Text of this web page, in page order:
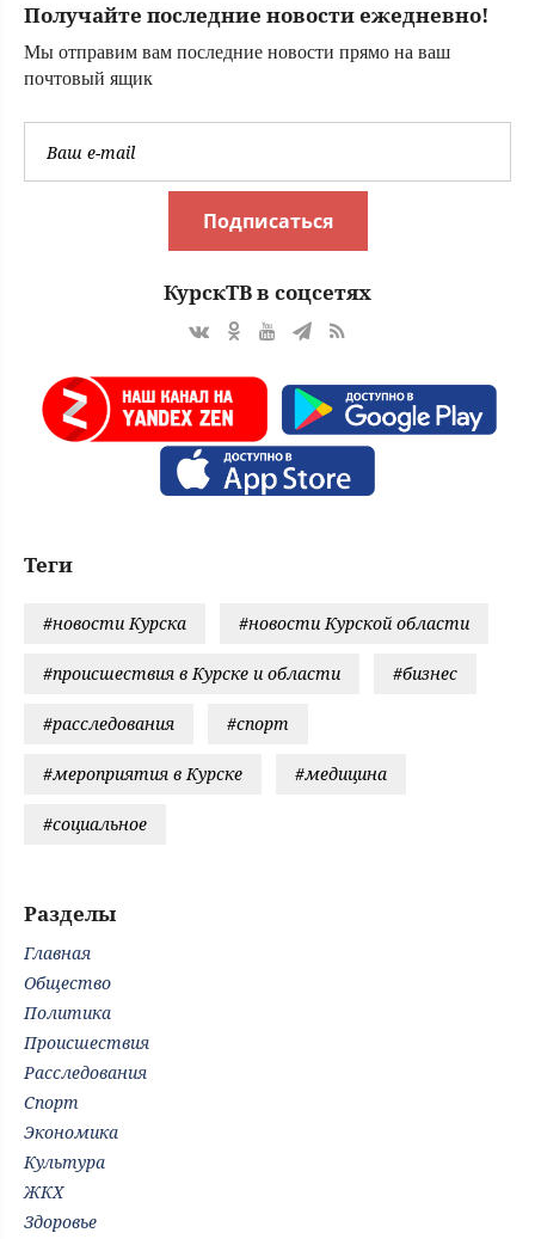
Получайте последние новости ежедневно!
Мы отправим вам последние новости прямо на ваш
почтовый ящик
Подписаться
КурскТВ в соцсетях
Теги
#новости Курска #новости Курской области
#происшествия в Курске и области #бизнес
#расследования #спорт
#мероприятия в Курске #медицина
#социальное
Разделы
Главная
Общество
Политика
Происшествия
Расследования
Спорт
Экономика
Культура
ЖКХ
Здоровье